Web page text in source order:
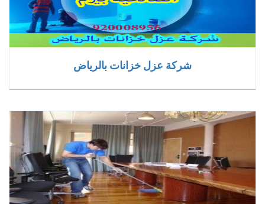
شركة عزل خزانات بالرياض